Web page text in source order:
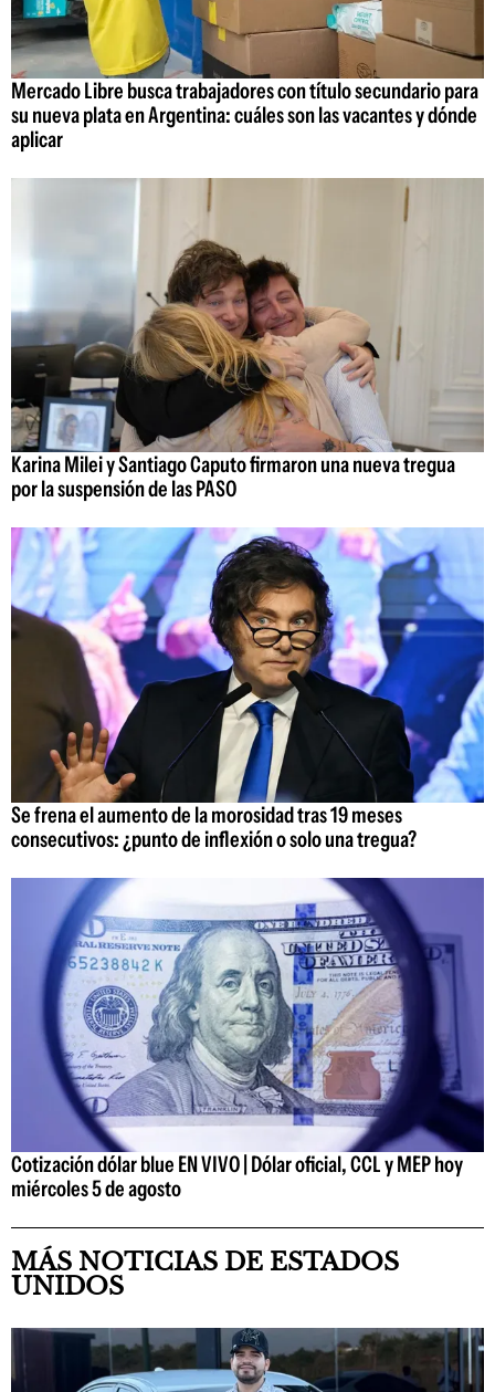
Mercado Libre busca trabajadores con título secundario para
su nueva plata en Argentina: cuáles son las vacantes y dónde
aplicar
Karina Milei y Santiago Caputo firmaron una nueva tregua
por la suspensión de las PASO
Se frena el aumento de la morosidad tras 19 meses
consecutivos: ¿punto de inflexión o solo una tregua?
Cotización dólar blue EN VIVO | Dólar oficial, CCL y MEP hoy
miércoles 5 de agosto
MÁS NOTICIAS DE ESTADOS
UNIDOS